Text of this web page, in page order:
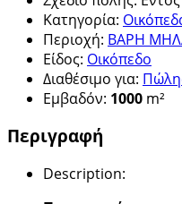
Κατηγορία:
Περιοχή: ΒΑΡΗ
Είδος: Οικόπεδο
Διαθέσιμο για:
Εμβαδόν: 1000 m²
Περιγραφή
Description: